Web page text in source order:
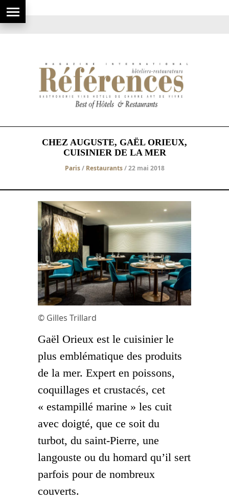
CHEZ AUGUSTE, GAËL ORIEUX,
CUISINIER DE LA MER
Paris/ Restaurants/ 22 mai 2018
© Gilles Trillard
Gaël Orieux est le cuisinier le
plus emblématique des produits
de la mer. Expert en poissons,
coquillages et crustacés, cet
« estampillé marine » les cuit
avec doigté, que ce soit du
turbot, du saint-Pierre, une
langouste ou du homard qu’il sert
parfois pour de nombreux
couverts.